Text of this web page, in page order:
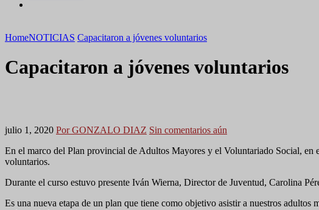
HomeNOTICIAS Capacitaron a jóvenes voluntarios
Capacitaron a jóvenes voluntarios
julio 1, 2020 Por GONZALO DIAZ Sin comentarios aún
En el marco del Plan provincial de Adultos Mayores y el Voluntariado Social,
voluntarios.
Durante el curso estuvo presente Iván Wierna, Director de Juventud, Carolina
Es una nueva etapa de un plan que tiene como objetivo asistir a nuestros